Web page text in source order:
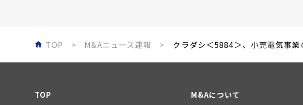
TOP M&Aニュース速報 クラダシ＜5884＞、小売電気事
TOP
M&Aについて